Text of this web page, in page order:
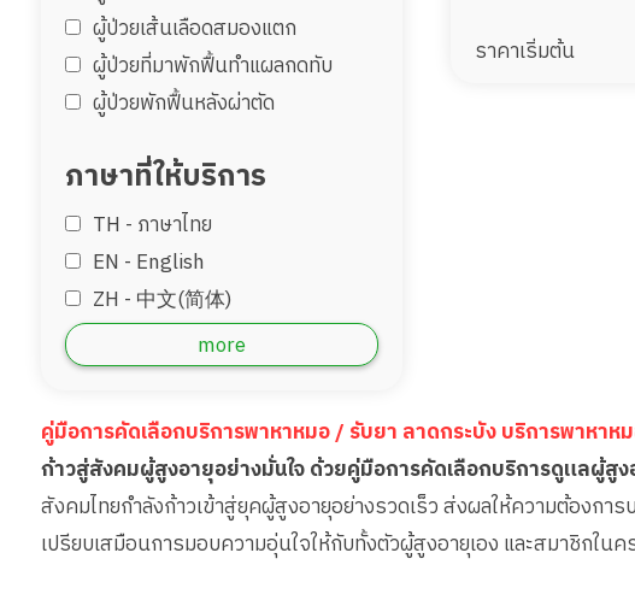
ราคาเริ่มต้น
ผู้ป่วยเส้นเลือดสมองแตก
ผู้ป่วยที่มาพักฟื้นทำแผลกดทับ
ผู้ป่วยพักฟื้นหลังผ่าตัด
ภาษาที่ให้บริการ
TH - ‏ภาษาไทย
EN - English
ZH - 中文(简体)
DE - Deutsch
ID - Bahara
JP - 日本語
MM - Burmese
more
คู่มือการคัดเลือกบริการพาหาหมอ / รับยา ลาดกระบัง บริการพาหาห
ก้าวสู่สังคมผู้สูงอายุอย่างมั่นใจ ด้วยคู่มือการคัดเลือกบริการดูแลผู้สู
สังคมไทยกำลังก้าวเข้าสู่ยุคผู้สูงอายุอย่างรวดเร็ว ส่งผลให้ความต้องก
เปรียบเสมือนการมอบความอุ่นใจให้กับทั้งตัวผู้สูงอายุเอง และสมาชิกใน